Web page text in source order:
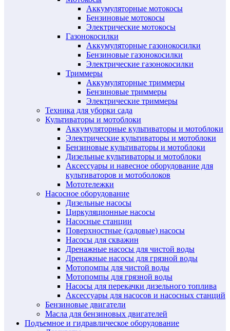
Аккумуляторные мотокосы
Бензиновые мотокосы
Электрические мотокосы
Газонокосилки
Аккумуляторные газонокосилки
Бензиновые газонокосилки
Электрические газонокосилки
Триммеры
Аккумуляторные триммеры
Бензиновые триммеры
Электрические триммеры
Техника для уборки сада
Культиваторы и мотоблоки
Аккумуляторные культиваторы и мотоблоки
Электрические культиваторы и мотоблоки
Бензиновые культиваторы и мотоблоки
Дизельные культиваторы и мотоблоки
Аксессуары и навесное оборудование для
культиваторов и мотоболоков
Мототележки
Насосное оборудование
Дизельные насосы
Циркуляционные насосы
Насосные станции
Поверхностные (садовые) насосы
Насосы для скважин
Дренажные насосы для чистой воды
Дренажные насосы для грязной воды
Мотопомпы для чистой воды
Мотопомпы для грязной воды
Насосы для перекачки дизельного топлива
Аксессуары для насосов и насосных станций
Бензиновые двигатели
Масла для бензиновых двигателей
Подъемное и гидравлическое оборудование